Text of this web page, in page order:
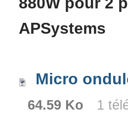
APSystems
Micro
64.59 Ko 1